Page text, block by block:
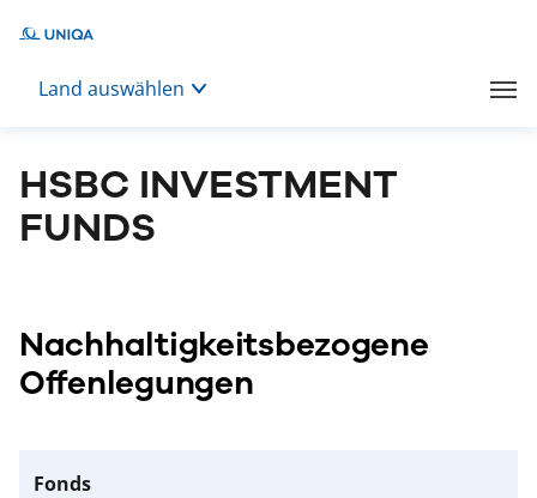
Land auswählen
HSBC INVESTMENT
FUNDS
Nachhaltigkeitsbezogene
Offenlegungen
Fonds